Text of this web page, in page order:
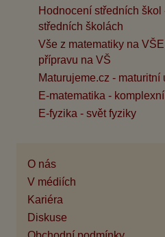
Hodnocení středních
středních školách
Vše z matematiky na
přípravu na VŠ
Maturujeme.cz -
E-matematika -
E-fyzika - svět fyziky
O nás
V médiích
Kariéra
Diskuse